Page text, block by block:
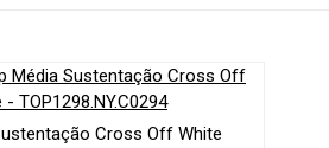
Cross Off White